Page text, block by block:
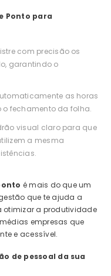
Ponto para
com precisão os
garantindo o
as horas
o fechamento da folha.
visual claro para que
a mesma
é mais do que um
que te ajuda a
otimizar a produtividade
empresas que
e acessível.
de pessoal da sua